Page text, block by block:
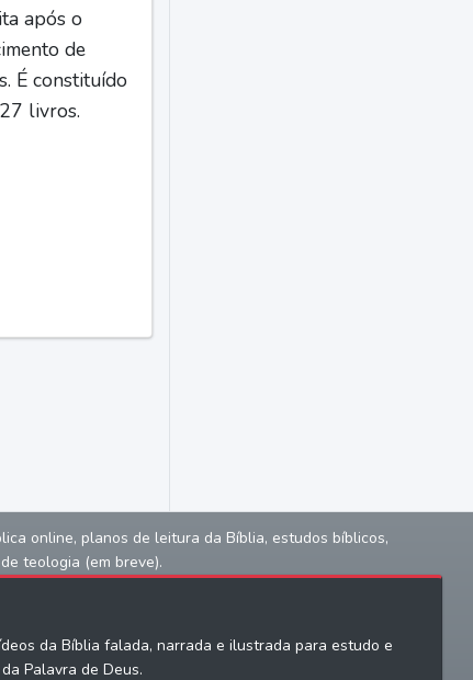
após o
de
É constituído
livros.
online, planos de leitura da Bíblia, estudos bíblicos,
teologia (em breve).
da Bíblia falada, narrada e ilustrada para estudo e
Palavra de Deus.